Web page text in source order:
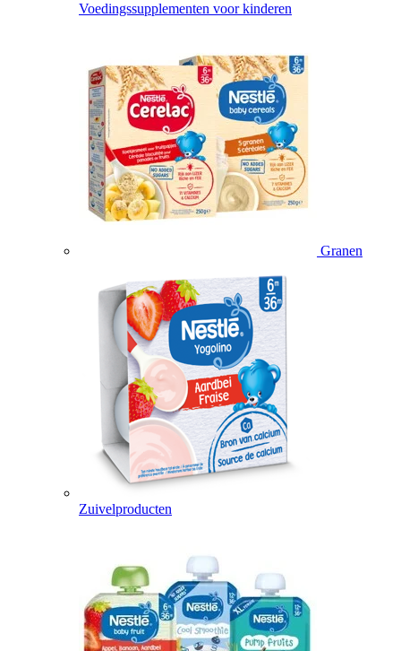
Voedingssupplementen voor kinderen
Granen
Zuivelproducten